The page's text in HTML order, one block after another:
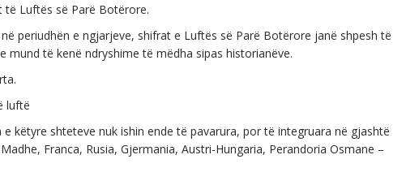
Luftës së Parë Botërore.
periudhën e ngjarjeve, shifrat e Luftës së Parë Botërore janë shpesh të
mund të kenë ndryshime të mëdha sipas historianëve.
luftë
këtyre shteteve nuk ishin ende të pavarura, por të integruara në gjashtë
Franca, Rusia, Gjermania, Austri-Hungaria, Perandoria Osmane –